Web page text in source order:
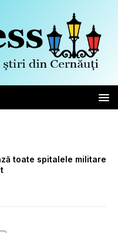
toate spitalele militare